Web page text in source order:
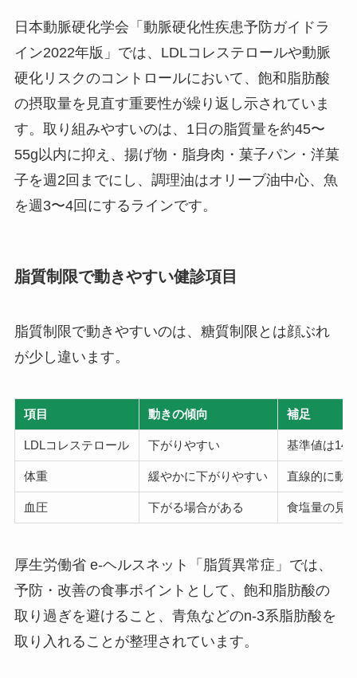
日本動脈硬化学会「動脈硬化性疾患予防ガイドラ
イン2022年版」では、LDLコレステロールや動脈
硬化リスクのコントロールにおいて、飽和脂肪酸
の摂取量を見直す重要性が繰り返し示されていま
す。取り組みやすいのは、1日の脂質量を約45〜
55g以内に抑え、揚げ物・脂身肉・菓子パン・洋菓
子を週2回までにし、調理油はオリーブ油中心、魚
を週3〜4回にするラインです。
脂質制限で動きやすい健診項目
脂質制限で動きやすいのは、糖質制限とは顔ぶれ
が少し違います。
項目 動きの傾向 補足
LDLコレステロール 下がりやすい 基準値は
体重 緩やかに下がりやすい 直線的に動
血圧 下がる場合がある 食塩量の見
厚生労働省 e-ヘルスネット「脂質異常症」では、
予防・改善の食事ポイントとして、飽和脂肪酸の
取り過ぎを避けること、青魚などのn-3系脂肪酸を
取り入れることが整理されています。